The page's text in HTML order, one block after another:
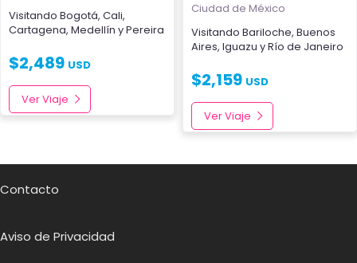
Visitando Bogotá, Cali,
Cartagena, Medellín yPereira
$2,489 USD
Ver Viaje
Ciudad de México
Visitando Bariloche, Buenos
Aires, Iguazu yRío de Janeiro
$2,159 USD
Ver Viaje
Contacto
Aviso de Privacidad